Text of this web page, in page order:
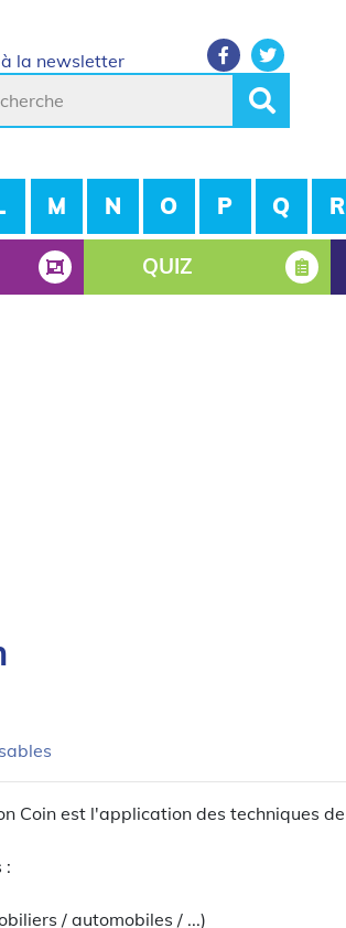
la newsletter
M N O P Q R
QUIZ
Coin est l'application des techniques de
:
/ automobiles / ...)